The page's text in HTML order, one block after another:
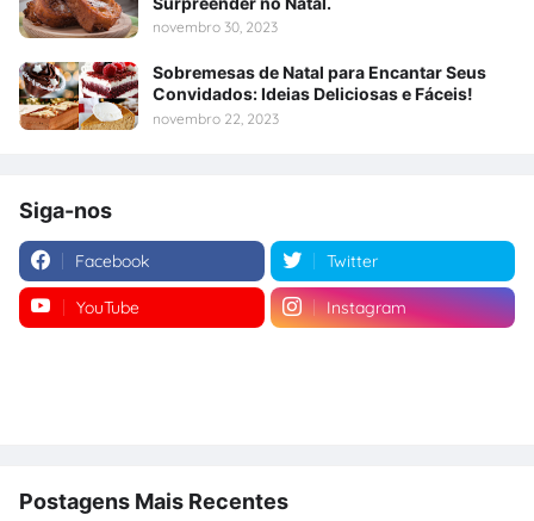
novembro 30, 2023
Sobremesas de Natal para Encantar Seus
Convidados: Ideias Deliciosas e Fáceis!
novembro 22, 2023
Siga-nos
Facebook Twitter
YouTube Instagram
Postagens Mais Recentes